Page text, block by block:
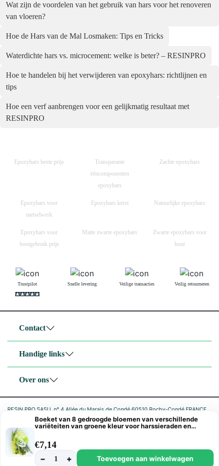
Boeket van 8 gedroogde bloemen van verschillende
variëteiten van groene kleur voor harssieraden en
€7,14
− 1 + Toevoegen aan winkelwagen
Wat zijn de voordelen van het gebruik van hars voor het renoveren
van vloeren?
Hoe de Hars van de Mal Losmaken: Tips en Tricks
Waterdichte hars vs. microcement: welke is beter? – RESINPRO
Hoe te handelen bij het verwijderen van epoxyhars: richtlijnen en
tips
Hoe een verf aanbrengen voor een gelijkmatig resultaat met
RESINPRO
Epoxyhars beste prijs
Transparante
ééncomponenten
epoxyhars
Zachte epoxyhars
Epoxyhars voor
metselwerk
Epoxyhars kerst Natuurlijke epoxyhars
Epoxyhars voor
bootgebruik prijs
Matte zwarte epoxyhars
Zwarte epoxyhars voor
hout
Trustpilot Snelle levering Veilige transacties Veilig retourneren
Contact
Handige links
Over ons
RESIN PRO SASU, n° 4 Allée du Marais de Condé 60510 Rochy-Condé FRANCE
TVA FR05842797722 SIRET 842 797 722 00027 code NAF 4791B
Privacybeleid